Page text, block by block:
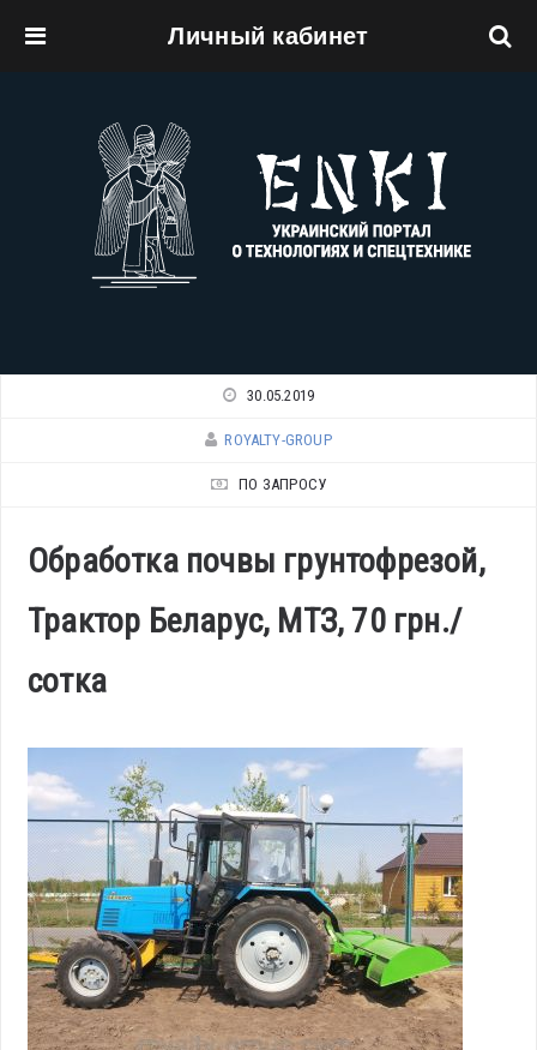
Личный кабинет
30.05.2019
ROYALTY-GROUP
ПО ЗАПРОСУ
Обработка почвы грунтофрезой,
Трактор Беларус, МТЗ, 70 грн./
сотка